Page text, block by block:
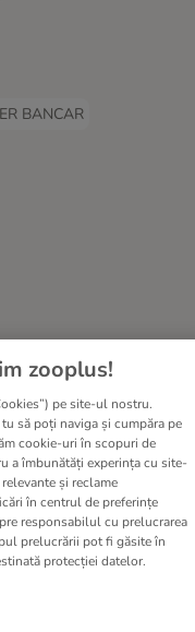
Method
BANCAR
BANCAR Payment
Website
Taxa şi durata de livrare
zooplus!
pe site-ul nostru.
să poți naviga și cumpăra pe
cookie-uri în scopuri de
a îmbunătăți experința cu site-
și reclame
în centrul de preferințe
responsabilul cu prelucrarea
prelucrării pot fi găsite în
protecției datelor.